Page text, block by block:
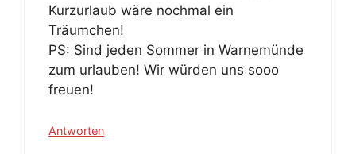
Kurzurlaub wäre nochmal ein
Träumchen!
PS: Sind jeden Sommer in Warnemünde
zum urlauben! Wir würden uns sooo
freuen!
Antworten